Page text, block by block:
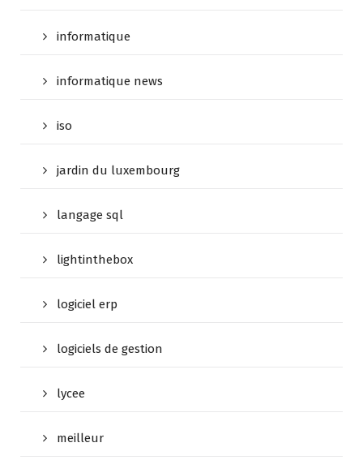
informatique
informatique news
iso
jardin du luxembourg
langage sql
lightinthebox
logiciel erp
logiciels de gestion
lycee
meilleur